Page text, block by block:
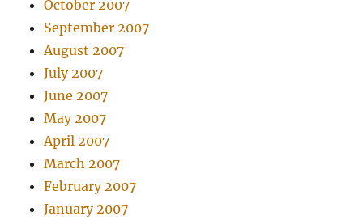
October 2007
September 2007
August 2007
July 2007
June 2007
May 2007
April 2007
March 2007
February 2007
January 2007